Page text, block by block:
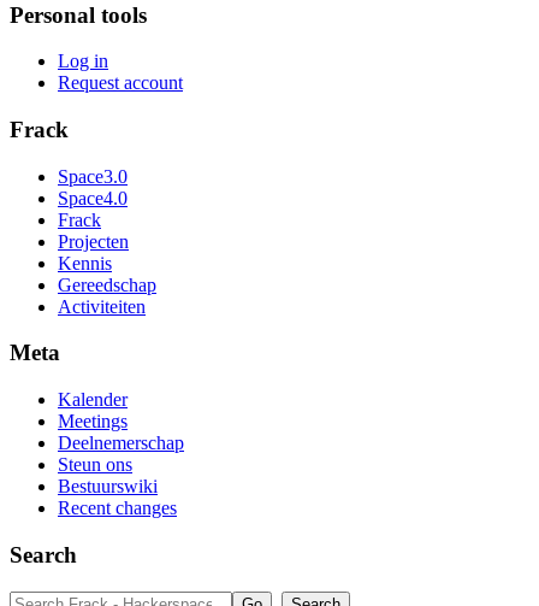
Personal tools
Log in
Request account
Frack
Space3.0
Space4.0
Frack
Projecten
Kennis
Gereedschap
Activiteiten
Meta
Kalender
Meetings
Deelnemerschap
Steun ons
Bestuurswiki
Recent changes
Search